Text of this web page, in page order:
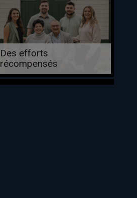
Des efforts
récompensés